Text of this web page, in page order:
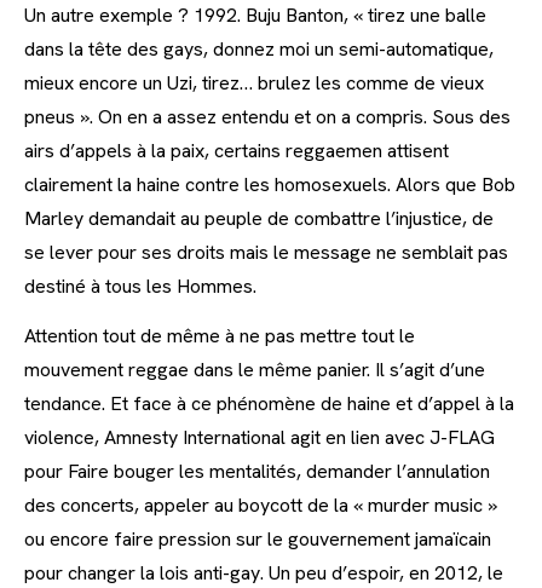
Un autre exemple ? 1992. Buju Banton, « tirez une balle
dans la tête des gays, donnez moi un semi-automatique,
mieux encore un Uzi, tirez… brulez les comme de vieux
pneus ». On en a assez entendu et on a compris. Sous des
airs d’appels à la paix, certains reggaemen attisent
clairement la haine contre les homosexuels. Alors que Bob
Marley demandait au peuple de combattre l’injustice, de
se lever pour ses droits mais le message ne semblait pas
destiné à tous les Hommes.
Attention tout de même à ne pas mettre tout le
mouvement reggae dans le même panier. Il s’agit d’une
tendance. Et face à ce phénomène de haine et d’appel à la
violence, Amnesty International agit en lien avec J-FLAG
pour Faire bouger les mentalités, demander l’annulation
des concerts, appeler au boycott de la « murder music »
ou encore faire pression sur le gouvernement jamaïcain
pour changer la lois anti-gay. Un peu d’espoir, en 2012, le